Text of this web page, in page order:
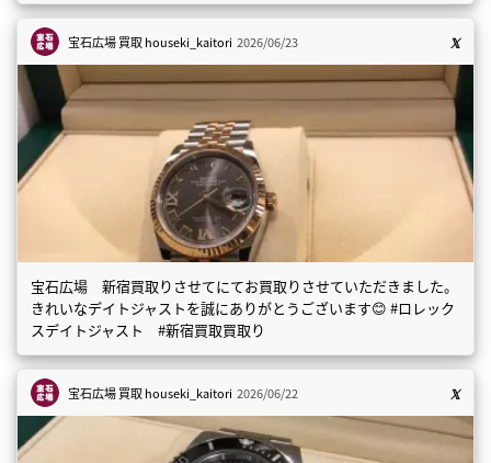
宝石広場 買取houseki_kaitori 2026/06/23
宝石広場 新宿買取りさせてにてお買取りさせていただきました。
きれいなデイトジャストを誠にありがとうございます😊 #ロレック
スデイトジャスト #新宿買取買取り
宝石広場 買取houseki_kaitori 2026/06/22